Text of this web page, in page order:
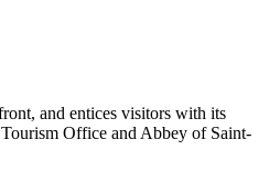
and entices visitors with its
Office and Abbey of Saint-